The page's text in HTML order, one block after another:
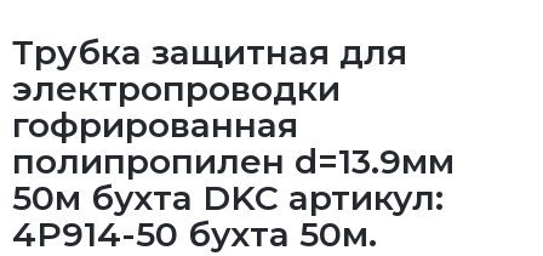
Трубка защитная для
электропроводки
гофрированная
полипропилен d=13.9мм
50м бухта DKC артикул:
4P914-50 бухта 50м.